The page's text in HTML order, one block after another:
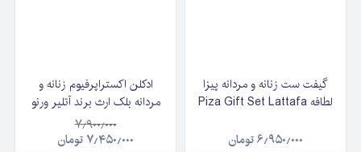
گیفت ست زنانه و مردانه پیزا
لطافه Piza Gift Set Lattafa
۶٫۹۵۰٫۰۰۰تومان
ادکلن اکستراپرفیوم زنانه و
مردانه بلک ارث برند آتلیر ورنو
Atelier Verno Black Earth
حجم ۱۰۰ میلی‌لیتر
۷٫۹۰۰٫۰۰۰
۷٫۴۵۰٫۰۰۰ تومان